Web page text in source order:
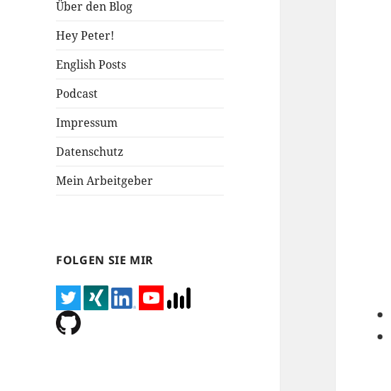
Über den Blog
Hey Peter!
English Posts
Podcast
Impressum
Datenschutz
Mein Arbeitgeber
FOLGEN SIE MIR